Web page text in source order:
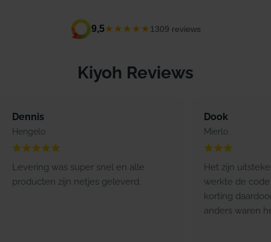
9,5★★★★★ 1309 reviews
Kiyoh Reviews
Dennis
Hengelo
Levering was super snel en alle
producten zijn netjes geleverd.
Dook
Mierlo
Het zijn
werkte de code
korting
anders waren